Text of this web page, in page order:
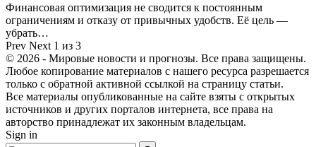
Финансовая оптимизация не сводится к постоянным
ограничениям и отказу от привычных удобств. Её цель —
убрать…
Prev Next 1 из 3
© 2026 - Мировые новости и прогнозы. Все права защищены.
Любое копирование материалов с нашего ресурса разрешается
только с обратной активной ссылкой на страницу статьи.
Все материалы опубликованные на сайте взяты с открытых
источников и других порталов интернета, все права на
авторство принадлежат их законным владельцам.
Sign in